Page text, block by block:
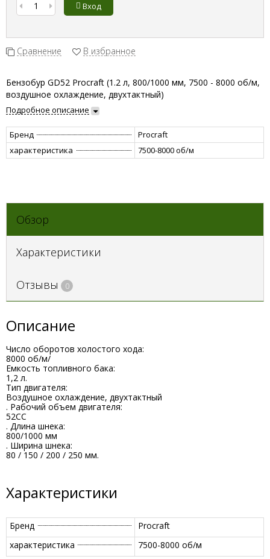
Вход
Сравнение В избранное
Бензобур GD52 Procraft (1.2 л, 800/1000 мм, 7500 - 8000 об/м,
воздушное охлаждение, двухтактный)
Подробное описание
Бренд
Procraft
характеристика
7500-8000 об/м
Обзор
Характеристики
Отзывы 0
Описание
Число оборотов холостого хода:
8000 об/м/
Емкость топливного бака:
1,2 л.
Тип двигателя:
Воздушное охлаждение, двухтактный
. Рабочий объем двигателя:
52СС
. Длина шнека:
800/1000 мм
. Ширина шнека:
80 / 150 / 200 / 250 мм.
Характеристики
Бренд
Procraft
характеристика
7500-8000 об/м